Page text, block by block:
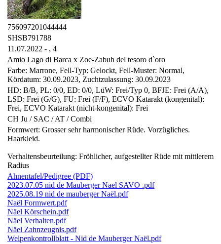
756097201044444
SHSB791788
11.07.2022 - , 4
Amio Lago di Barca x Zoe-Zabuh del tesoro d`oro
Farbe: Marrone, Fell-Typ: Gelockt, Fell-Muster: Normal,
Kördatum: 30.09.2023, Zuchtzulassung: 30.09.2023
HD: B/B, PL: 0/0, ED: 0/0, LüW: Frei/Typ 0, BFJE: Frei (A/A),
LSD: Frei (G/G), FU: Frei (F/F), ECVO Katarakt (kongenital):
Frei, ECVO Katarakt (nicht-kongenital): Frei
CH Ju / SAC / AT / Combi
Formwert: Grosser sehr harmonischer Rüde. Vorzügliches.
Haarkleid.
Verhaltensbeurteilung: Fröhlicher, aufgestellter Rüde mit mittlerem
Radius
Ahnentafel/Pedigree (PDF)
2023.07.05 nid de Mauberger Nael SAVO .pdf
2025.08.19 nid de mauberger Naël.pdf
Naël Formwert.pdf
Näel Körschein.pdf
Näel Verhalten.pdf
Näel Zahnzeugnis.pdf
Welpenkontrollblatt - Nid de Mauberger Naël.pdf